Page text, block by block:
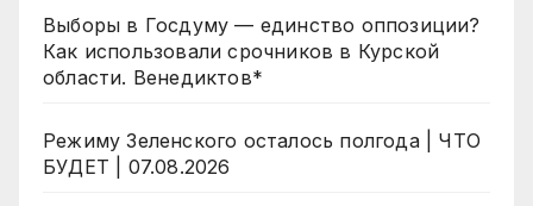
Выборы в Госдуму — единство оппозиции?
Как использовали срочников в Курской
области. Венедиктов*
Режиму Зеленского осталось полгода | ЧТО
БУДЕТ | 07.08.2026